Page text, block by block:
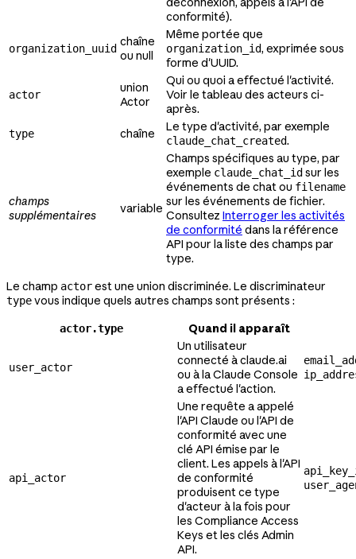
conformité).
organization_uuid chaîne
ou null
Même portée que
organization_id, exprimée sous
forme d'UUID.
actor
union
Actor
Qui ou quoi a effectué l'activité.
Voir le tableau des acteurs ci-
après.
type chaîne Le type d'activité, par exemple
claude_chat_created.
champs
supplémentaires
variable
Champs spécifiques au type, par
exemple claude_chat_id sur les
événements de chat ou filename
sur les événements de fichier.
Consultez Interroger les activités
de conformité dans la référence
API pour la liste des champs par
type.
Le champ actorest une union discriminée. Le discriminateur
typevous indique quels autres champs sont présents :
actor.type Quand il apparaît
user_actor
Un utilisateur
connecté à claude.ai
ou à la Claude Console
a effectué l'action.
api_actor
Une requête a appelé
l'API Claude ou l'API de
conformité avec une
clé API émise par le
client. Les appels à l'API
de conformité
produisent ce type
d'acteur à la fois pour
les Compliance Access
Keys et les clés Admin
API.